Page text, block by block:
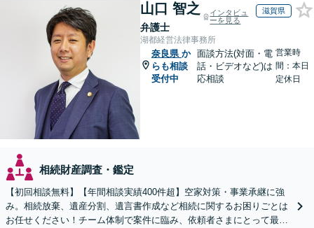
山口 智之
弁護士
インタビュ
ーを見る
滋賀県
湖都経営法律事務所
奈良県 か
らも相談
受付中
面談方法(対面・電
話・ビデオなど)は
応相談
営業時
間：本日
定休日
相続財産調査・鑑定
【初回相談無料】【年間相談実績400件超】空家対策・事業承継に強
み。相続放棄、遺産分割、遺言書作成など相続に関するお困りごとは
お任せください！チーム体制で案件に臨み、依頼者さまにとって最善